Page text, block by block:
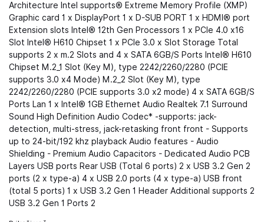
Architecture Intel supports® Extreme Memory Profile (XMP)
Graphic card 1 x DisplayPort 1 x D-SUB PORT 1 x HDMI® port
Extension slots Intel® 12th Gen Processors 1 x PCIe 4.0 x16
Slot Intel® H610 Chipset 1 x PCIe 3.0 x Slot Storage Total
supports 2 x m.2 Slots and 4 x SATA 6GB/S Ports Intel® H610
Chipset M.2_1 Slot (Key M), type 2242/2260/2280 (PCIE
supports 3.0 x4 Mode) M.2_2 Slot (Key M), type
2242/2260/2280 (PCIE supports 3.0 x2 mode) 4 x SATA 6GB/S
Ports Lan 1 x Intel® 1GB Ethernet Audio Realtek 7.1 Surround
Sound High Definition Audio Codec* -supports: jack-
detection, multi-stress, jack-retasking front front - Supports
up to 24-bit/192 khz playback Audio features - Audio
Shielding - Premium Audio Capacitors - Dedicated Audio PCB
Layers USB ports Rear USB (Total 6 ports) 2 x USB 3.2 Gen 2
ports (2 x type-a) 4 x USB 2.0 ports (4 x type-a) USB front
(total 5 ports) 1 x USB 3.2 Gen 1 Header Additional supports 2
USB 3.2 Gen 1 Ports 2